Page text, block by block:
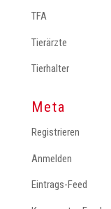
TFA
Tierärzte
Tierhalter
Meta
Registrieren
Anmelden
Eintrags-Feed